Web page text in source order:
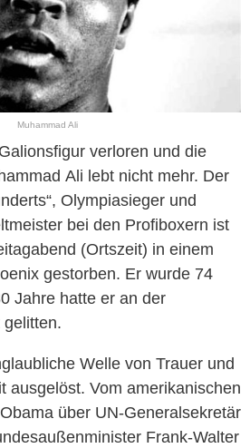
Muhammad Ali
verloren und die
Ali lebt nicht mehr. Der
Olympiasieger und
bei den Profiboxern ist
(Ortszeit) in einem
gestorben. Er wurde 74
Jahre hatte er an der
Welle von Trauer und
ausgelöst. Vom amerikanischen
über UN-Generalsekretär
Frank-Walter